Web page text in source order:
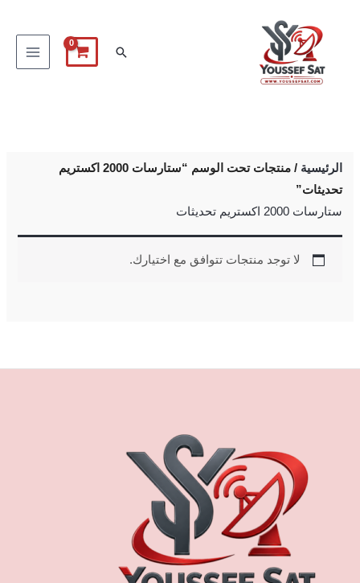
البحث
الرئيسية
/ منتجات تحت الوسم “ستارسات 2000 اكستريم
تحديثات”
ستارسات 2000 اكستريم تحديثات
لا توجد منتجات تتوافق مع اختيارك.